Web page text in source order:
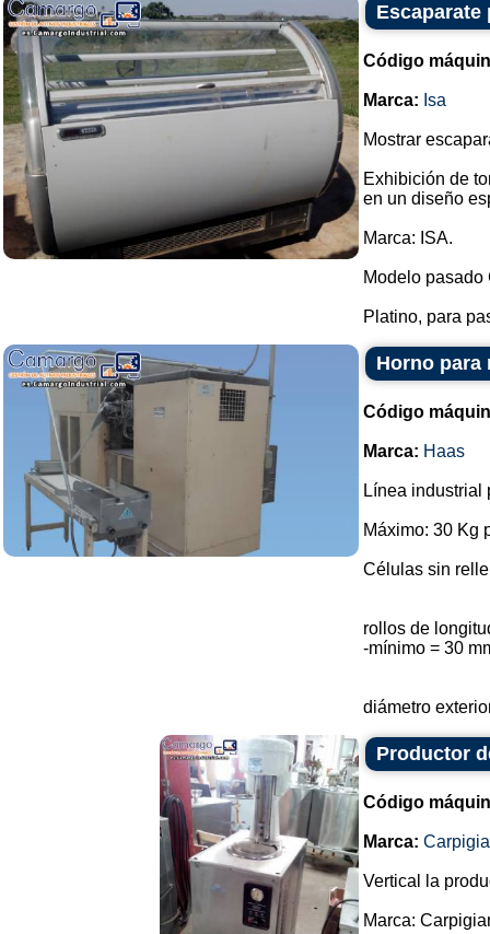
Escaparate
Código
Marca: Isa
Mostrar
Exhibición de
en un diseño
Marca: ISA.
Modelo pasado
Platino, para
Horno para
Código
Marca: Haas
Línea industrial
Máximo: 30 Kg
Células sin
rollos de
-mínimo = 30
diámetro
Productor
Código
Marca:
Vertical la
Marca: